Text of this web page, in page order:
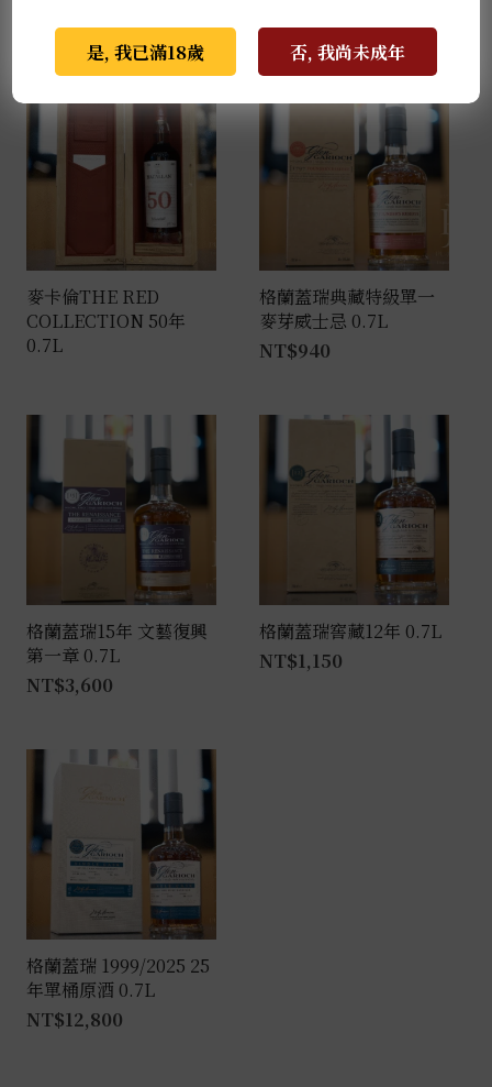
推薦商品
麥卡倫THE RED
COLLECTION 50年
0.7L
格蘭蓋瑞典藏特級單一
麥芽威士忌 0.7L
NT$940
格蘭蓋瑞15年 文藝復興
第一章 0.7L
NT$3,600
格蘭蓋瑞窖藏12年 0.7L
NT$1,150
格蘭蓋瑞 1999/2025 25
年單桶原酒 0.7L
NT$12,800
是, 我已滿18歲 否, 我尚未成年